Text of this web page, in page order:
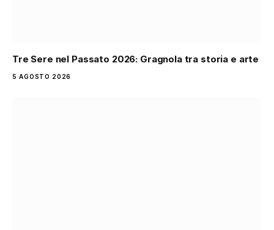
Tre Sere nel Passato 2026: Gragnola tra storia e arte
5 AGOSTO 2026